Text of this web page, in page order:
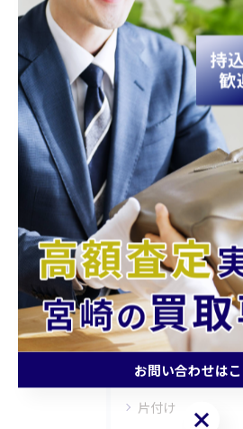
関連タ
#宮崎 #買取 #生前整理
カテゴリー
全てのカテゴリー
持ち込み
査定
引越し
片付け
お問い合わせはこ
お問い合わせは